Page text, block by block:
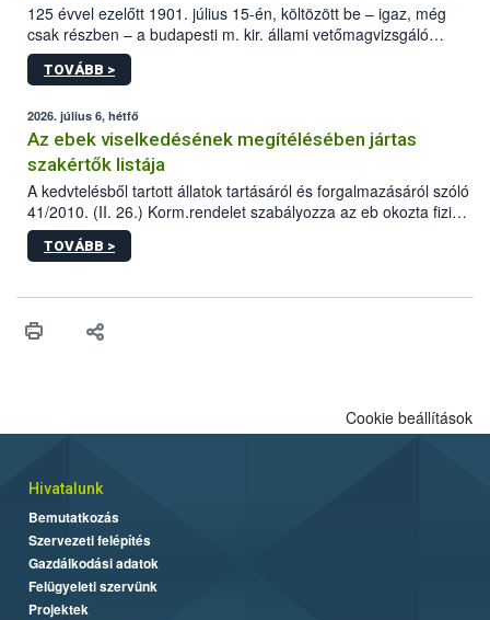
125 évvel ezelőtt 1901. július 15-én, költözött be – igaz, még
csak részben – a budapesti m. kir. állami vetőmagvizsgáló
állomás a Kis Rókus utca 15. szám alatti, Czigler Győző által
tervezett új épületébe.
TOVÁBB >
2026. július 6, hétfő
Az ebek viselkedésének megítélésében jártas
szakértők listája
A kedvtelésből tartott állatok tartásáról és forgalmazásáról szóló
41/2010. (II. 26.) Korm.rendelet szabályozza az eb okozta fizikai
sérülés, illetve ennek veszélye keletkezésekor felmerülő
hatósági feladatokat, valamint a veszélyes eb tartását és annak
vonni az ebek viselkedésének megítélésében jártas szakértőt.
TOVÁBB >
Cookie beállítások
Hivatalunk
Bemutatkozás
Szervezeti felépítés
Gazdálkodási adatok
Felügyeleti szervünk
Projektek